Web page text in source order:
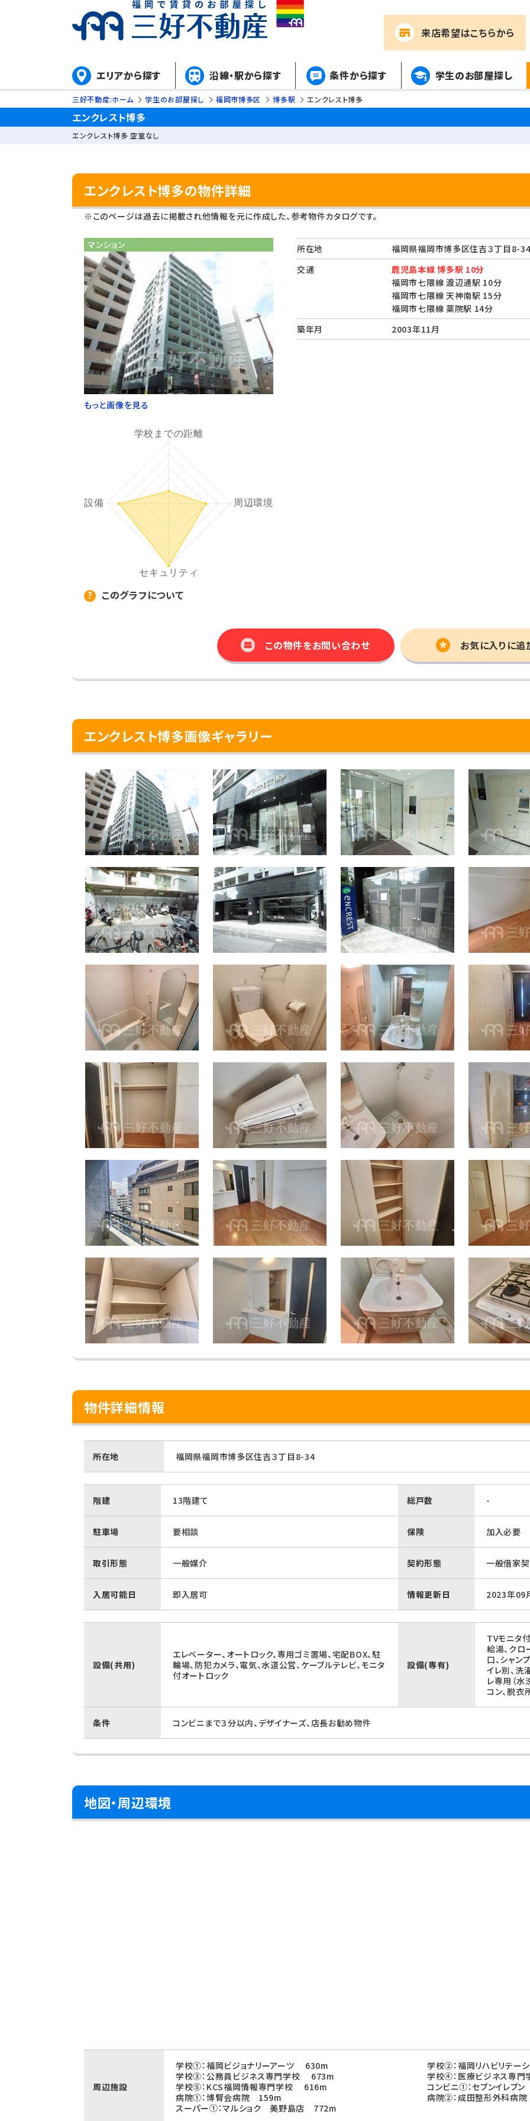
来店希望はこちらから
エリアから探す 沿線・駅から探す 条件から探す 学生のお部屋探し
三好不動産:ホーム 学生のお部屋探し 福岡市博多区 博多駅 エンクレスト博多
エンクレスト博多
エンクレスト博多 空室なし
エンクレスト博多の物件詳細
※このページは過去に掲載され他情報を元に作成した、参考物件カタログです。
マンション
もっと画像を見る
このグラフについて
所在地
福岡県福岡市博多区住吉３丁
交通
鹿児島本線 博多駅 10分
福岡市七隈線 渡辺通駅 10分
福岡市七隈線 天神南駅 15分
福岡市七隈線 薬院駅 14分
築年月
2003年11月
この物件をお問い合わせ お気に入りに追
エンクレスト博多画像ギャラリー
物件詳細情報
所在地 福岡県福岡市博多区住吉３丁目8-34
階建 13階建て 総戸数 -
駐車場 要相談 保険 加入必要
取引形態 一般媒介 契約形態 一般借家
入居可能日 即入居可 情報更新日 2023年09
設備(共用)
エレベーター、オートロック、専用ゴミ置場、宅配BOX、駐
輪場、防犯カメラ、電気、水道公営、ケーブルテレビ、モニタ
付オートロック
設備(専有)
TVモニタ付
給湯、クロ
口、シャン
イレ別、洗
レ専用（水
コン、脱衣
条件 コンビニまで３分以内、デザイナーズ、店長お勧め物件
地図・周辺環境
周辺施設
学校①：福岡ビジョナリーアーツ 630m
学校②：福岡リハビリテ
学校③：公務員ビジネス専門学校 673m
学校④：医療ビジネス専
学校⑤：KCS福岡情報専門学校 616m
コンビニ①：セブンイレ
病院①：博腎会病院 159m
病院②：成田整形外科病
スーパー①：マルショク 美野島店 772m